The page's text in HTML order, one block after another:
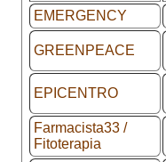
EMERGENCY
GREENPEACE
EPICENTRO
Farmacista33 /
Fitoterapia